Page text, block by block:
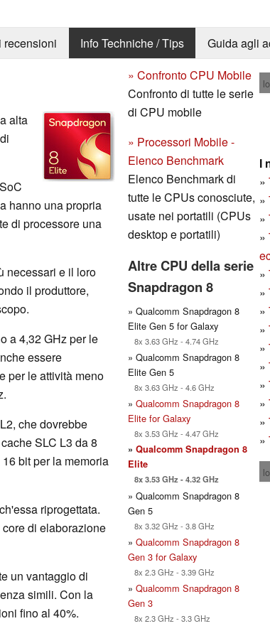
recensioni Info Techniche / Tips Guida agli
alta
hanno una propria
di processore una
necessari e il loro
il produttore,
a 4,32 GHz per le
essere
per le attività meno
che dovrebbe
SLC L3 da 8
bit per la memoria
riprogettata.
di elaborazione
un vantaggio di
simili. Con la
fino al 40%.
» Confronto CPU Mobile
Confronto di tutte le serie
di CPU mobile
» Processori Mobile -
Elenco Benchmark
Elenco Benchmark di
tutte le CPUs conosciute,
usate nei portatili (CPUs
desktop e portatili)
Altre CPU della serie
Snapdragon 8
» Qualcomm Snapdragon 8
Elite Gen 5 for Galaxy
8x 3.63 GHz - 4.74 GHz
» Qualcomm Snapdragon 8
Elite Gen 5
8x 3.63 GHz - 4.6 GHz
» Qualcomm Snapdragon 8
Elite for Galaxy
8x 3.53 GHz - 4.47 GHz
» Qualcomm Snapdragon 8
Elite
8x 3.53 GHz - 4.32 GHz
» Qualcomm Snapdragon 8
Gen 5
8x 3.32 GHz - 3.8 GHz
» Qualcomm Snapdragon 8
Gen 3 for Galaxy
8x 2.3 GHz - 3.39 GHz
» Qualcomm Snapdragon 8
Gen 3
8x 2.3 GHz - 3.3 GHz
I
»
»
»
»
»
»
»
»
»
»
»
»
»
»